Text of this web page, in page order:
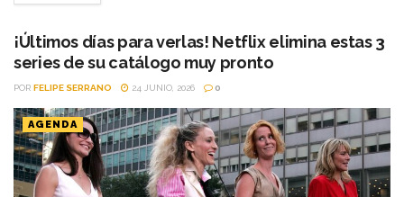
¡Últimos días para verlas! Netflix elimina estas 3
series de su catálogo muy pronto
POR FELIPE SERRANO 24 JUNIO, 2026 0
AGENDA